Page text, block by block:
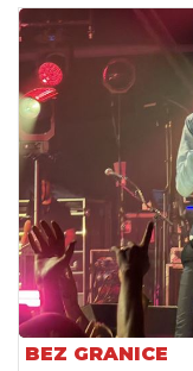
BEZ GRANICE